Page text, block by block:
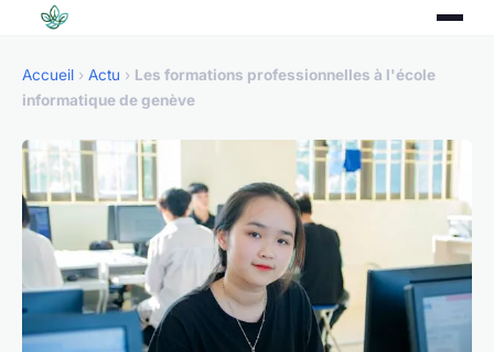
Accueil › Actu › Les formations professionnelles à l'école
informatique de genève